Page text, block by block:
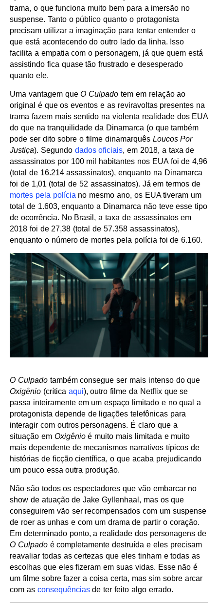
trama, o que funciona muito bem para a imersão no
suspense. Tanto o público quanto o protagonista
precisam utilizar a imaginação para tentar entender o
que está acontecendo do outro lado da linha. Isso
facilita a empatia com o personagem, já que quem está
assistindo fica quase tão frustrado e desesperado
quanto ele.
Uma vantagem queO Culpado tem em relação ao
original é que os eventos e as reviravoltas presentes na
trama fazem mais sentido na violenta realidade dos EUA
do que na tranquilidade da Dinamarca (o que também
pode ser dito sobre o filme dinamarquês Loucos Por
Justiça). Segundo dados oficiais, em 2018, a taxa de
assassinatos por 100 mil habitantes nos EUA foi de 4,96
(total de 16.214 assassinatos), enquanto na Dinamarca
foi de 1,01 (total de 52 assassinatos). Já em termos de
mortes pela polícia no mesmo ano, os EUA tiveram um
total de 1.603, enquanto a Dinamarca não teve esse tipo
de ocorrência. No Brasil, a taxa de assassinatos em
2018 foi de 27,38 (total de 57.358 assassinatos),
enquanto o número de mortes pela polícia foi de 6.160.
O Culpadotambém consegue ser mais intenso do que
Oxigênio (crítica aqui), outro filme da Netflix que se
passa inteiramente em um espaço limitado e no qual a
protagonista depende de ligações telefônicas para
interagir com outros personagens. É claro que a
situação em Oxigênioé muito mais limitada e muito
mais dependente de mecanismos narrativos típicos de
histórias de ficção científica, o que acaba prejudicando
um pouco essa outra produção.
Não são todos os espectadores que vão embarcar no
show de atuação de Jake Gyllenhaal, mas os que
conseguirem vão ser recompensados com um suspense
de roer as unhas e com um drama de partir o coração.
Em determinado ponto, a realidade dos personagens de
O Culpadoé completamente destruída e eles precisam
reavaliar todas as certezas que eles tinham e todas as
escolhas que eles fizeram em suas vidas. Esse não é
um filme sobre fazer a coisa certa, mas sim sobre arcar
com as consequênciasde ter feito algo errado.